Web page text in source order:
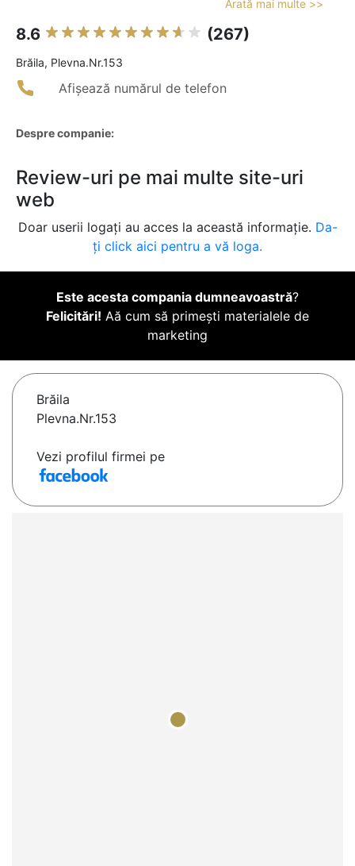
Arată mai multe >>
8.6 (267)
Brăila, Plevna.Nr.153
Afișează numărul de telefon
Despre companie:
Review-uri pe mai multe site-uri
web
Doar userii logați au acces la această informație. Da-
ți click aici pentru a vă loga.
Este acesta compania dumneavoastră?
Felicitări! Aă cum să primești materialele de
marketing
Brăila
Plevna.Nr.153
Vezi profilul firmei pe